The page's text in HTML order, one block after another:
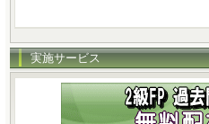
実施サービス